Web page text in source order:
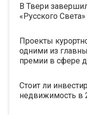
В Твери
«Русского
Проекты
одними из
премии в сфере
Стоит ли
недвижимость в